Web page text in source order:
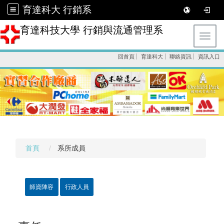
育達科大 行銷系
育達科技大學 行銷與流通管理系
回首頁 育達科大 聯絡資訊 資訊入口
首頁 系所成員
師資陣容 行政人員